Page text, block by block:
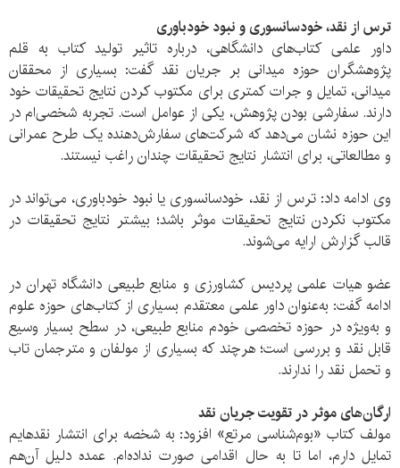
ترس از نقد،‌ خودسانسوری و نبود خودباوری
داور علمی کتاب‌های دانشگاهی، درباره تاثیر تولید کتاب به قلم
پژوهشگران حوزه میدانی بر جریان نقد گفت: بسیاری از محققان
میدانی، تمایل و جرات کمتری برای مکتوب کردن نتایج تحقیقات خود
دارند. سفارشی بودن پژوهش، یکی از عوامل است. تجربه شخصی‌ام در
این حوزه نشان می‌دهد که شرکت‌های سفارش‌دهنده یک طرح عمرانی
و مطالعاتی، برای انتشار نتایج تحقیقات چندان راغب نیستند.
وی ادامه داد: ترس از نقد،‌ خودسانسوری یا نبود خودباوری، می‌تواند در
مکتوب نکردن نتایج تحقیقات موثر باشد؛ بیشتر نتایج تحقیقات در
قالب گزارش ارایه می‌شوند.
عضو هیات علمی پردیس کشاورزی و منابع طبیعی دانشگاه تهران در
ادامه گفت: به‌عنوان داور علمی معتقدم بسیاری از کتاب‌های حوزه علوم
و به‌ویژه در حوزه تخصصی خودم منابع طبیعی، در سطح بسیار وسیع
قابل نقد و بررسی است؛ هرچند که بسیاری از مولفان و مترجمان تاب
و تحمل نقد را ندارند.
ارگان‌های موثر در تقویت جریان نقد
مولف کتاب «بوم‌شناسی مرتع» افزود: به شخصه برای انتشار نقدهایم
تمایل دارم، اما تا به حال اقدامی صورت نداده‌ام. عمده دلیل آن‌هم